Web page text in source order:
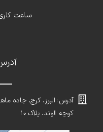
ساعت کاری: 8 الی 18
آدرس: البرز، کرج، جاده
کوچه الوند، پلاک ۱۰